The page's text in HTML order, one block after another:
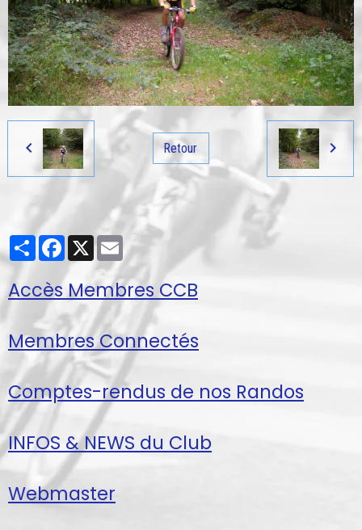
Retour
PartagerFacebook
X
Accès Membres CCB
Membres Connectés
Comptes-rendus de nos Randos
INFOS & NEWS du Club
Webmaster